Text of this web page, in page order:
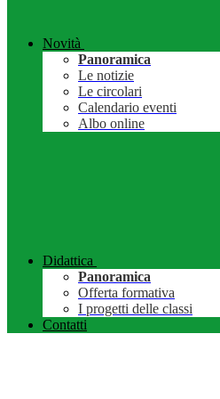
Novità
Panoramica
Le notizie
Le circolari
Calendario eventi
Albo online
Didattica
Panoramica
Offerta formativa
I progetti delle classi
Contatti